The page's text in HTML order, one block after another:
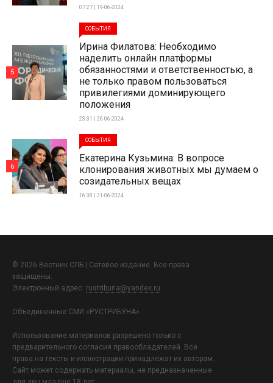
07:27 | 19-06-2024
СОБЫТИЯ
Ирина Филатова: Необходимо
наделить онлайн платформы
обязанностями и ответственностью, а
не только правом пользоваться
привилегиями доминирующего
положения
23:31 | 26-06-2024
5
СОБЫТИЯ
Екатерина Кузьмина: В вопросе
клонирования животных мы думаем о
созидательных вещах
16:38 | 21-06-2024
6
© 2026 Вестник СПБ | Сетевое издание. Все права
защищены.
Электронный адрес: rustribuna@yandex.ru
Объединенные СМИ «РУСТРИБУНА»
Использование материалов разрешено только с
предварительного согласия правообладателей. Все
права на тексты и иллюстрации принадлежат их авторам.
Сайт может содержать материалы, не предназначенные